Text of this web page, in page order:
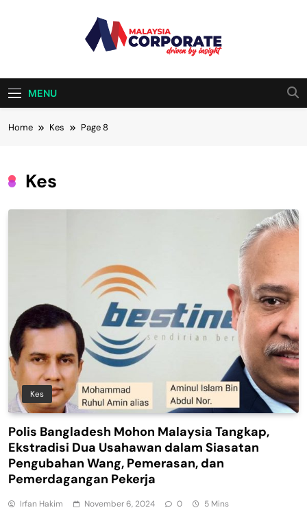
Malaysia
Corporate
MENU
Home Kes Page 8
Kes
Kes
Polis Bangladesh Mohon Malaysia Tangkap,
Ekstradisi Dua Usahawan dalam Siasatan
Pengubahan Wang, Pemerasan, dan
Pemerdagangan Pekerja
Irfan Hakim November 6, 2024 0 5 Mins